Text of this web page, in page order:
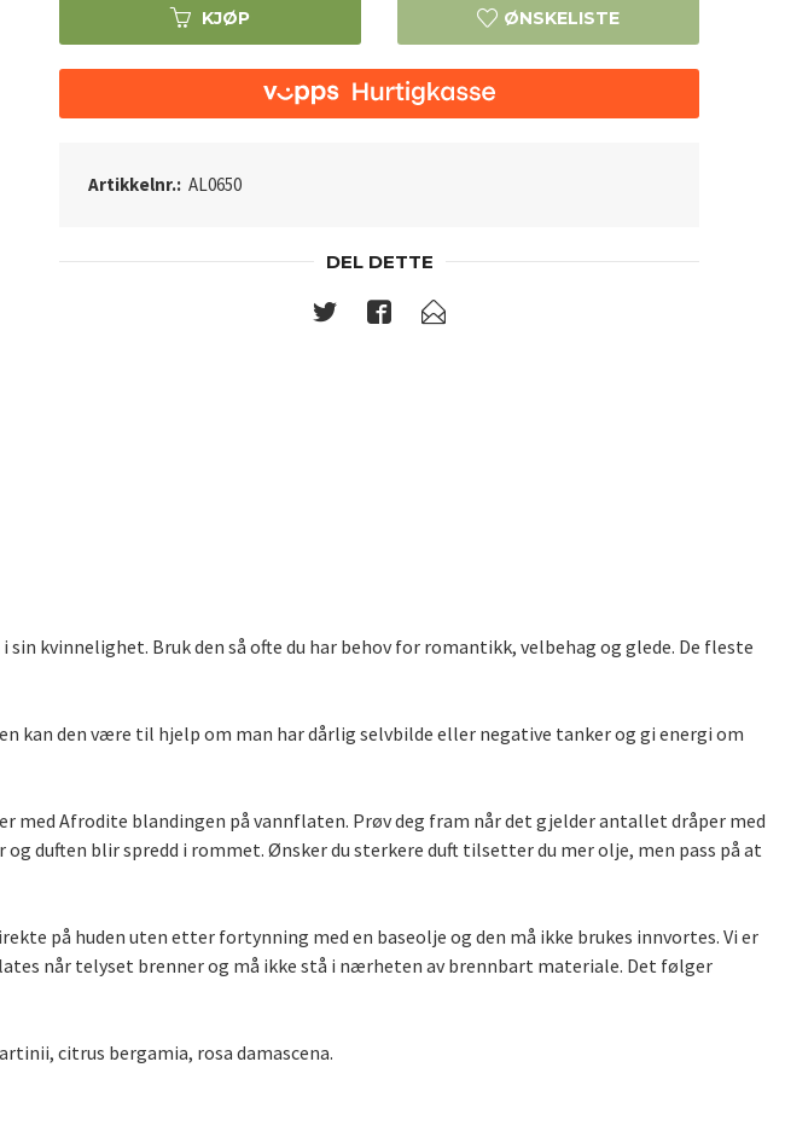
KJØP ØNSKELISTE
Artikkelnr.: AL0650
DEL DETTE
kvinnelighet. Bruk den så ofte du har behov for romantikk, velbehag og glede. De fleste
kan den være til hjelp om man har dårlig selvbilde eller negative tanker og gi energi om
med Afrodite blandingen på vannflaten. Prøv deg fram når det gjelder antallet dråper med
duften blir spredd i rommet. Ønsker du sterkere duft tilsetter du mer olje, men pass på at
på huden uten etter fortynning med en baseolje og den må ikke brukes innvortes. Vi er
når telyset brenner og må ikke stå i nærheten av brennbart materiale. Det følger
citrus bergamia, rosa damascena.